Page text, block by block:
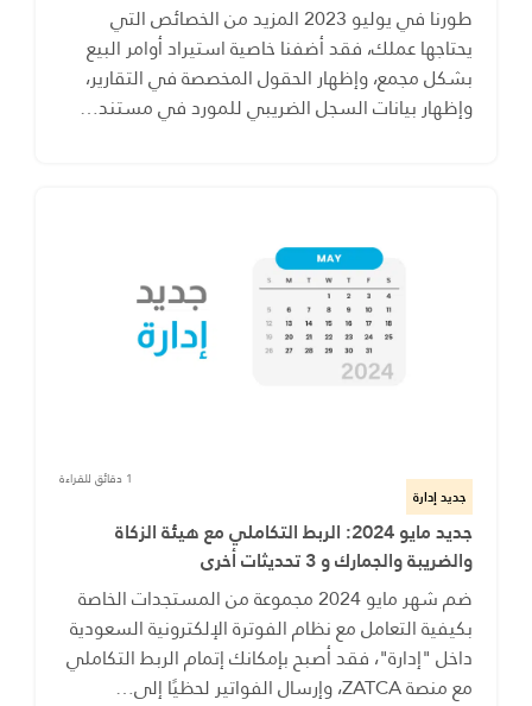
طورنا في يوليو 2023 المزيد من الخصائص التي
يحتاجها عملك، فقد أضفنا خاصية استيراد أوامر البيع
بشكل مجمع، وإظهار الحقول المخصصة في التقارير،
وإظهار بيانات السجل الضريبي للمورد في مستند…
جديد إدارة
1 دقائق للقراءة
جديد مايو 2024: الربط التكاملي مع هيئة الزكاة
والضريبة والجمارك و 3 تحديثات أخرى
ضم شهر مايو 2024 مجموعة من المستجدات الخاصة
بكيفية التعامل مع نظام الفوترة الإلكترونية السعودية
داخل "إدارة"، فقد أصبح بإمكانك إتمام الربط التكاملي
مع منصة ZATCA، وإرسال الفواتير لحظيًا إلى…